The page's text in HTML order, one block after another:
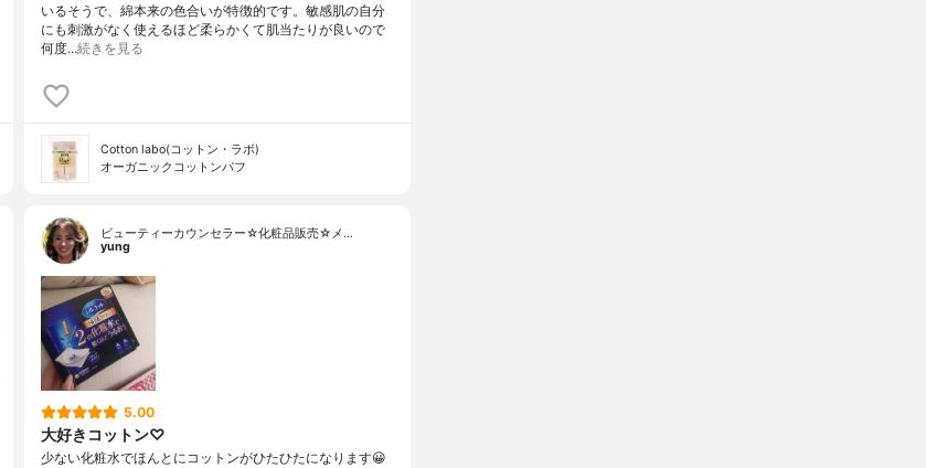
いるそうで、綿本来の色合いが特徴的です。敏感肌の自分
にも刺激がなく使えるほど柔らかくて肌当たりが良いので
何度…続きを見る
Cotton labo(コットン・ラボ)
オーガニックコットンパフ
ビューティーカウンセラー☆化粧品販売☆メ…
yung
5.00
大好きコットン♡
少ない化粧水でほんとにコットンがひたひたになります😀